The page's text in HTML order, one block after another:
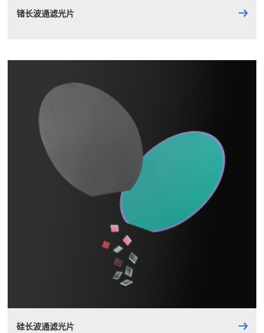
锗长波通滤光片
硅长波通滤光片